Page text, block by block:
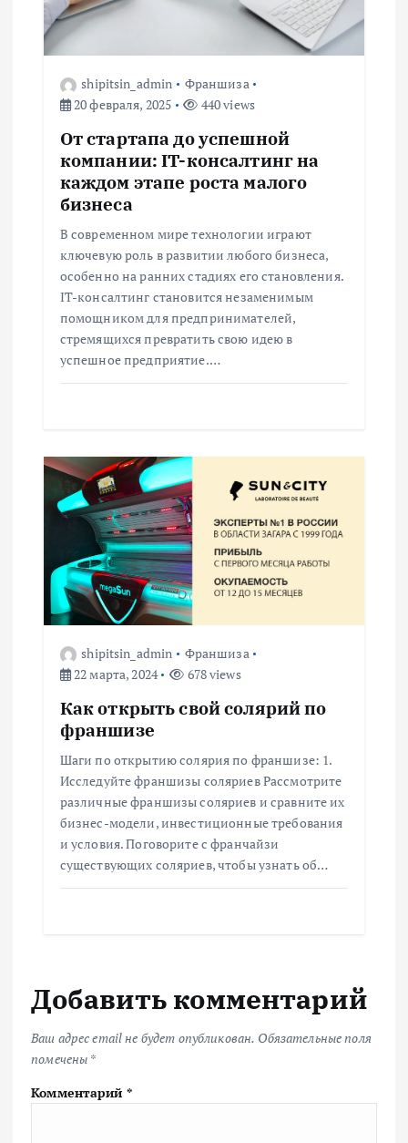
п
о
shipitsin_admin
Франшиза
20 февраля, 2025
440 views
От стартапа до успешной
компании: IT-консалтинг на
каждом этапе роста малого
бизнеса
В современном мире технологии играют
ключевую роль в развитии любого бизнеса,
особенно на ранних стадиях его становления.
IT-консалтинг становится незаменимым
помощником для предпринимателей,
стремящихся превратить свою идею в
успешное предприятие.…
shipitsin_admin
Франшиза
22 марта, 2024
678 views
Как открыть свой солярий по
франшизе
Шаги по открытию солярия по франшизе: 1.
Исследуйте франшизы соляриев Рассмотрите
различные франшизы соляриев и сравните их
бизнес-модели, инвестиционные требования
и условия. Поговорите с франчайзи
существующих соляриев, чтобы узнать об…
Добавить комментарий
Ваш адрес email не будет опубликован. Обязательные поля
помечены *
Комментарий *